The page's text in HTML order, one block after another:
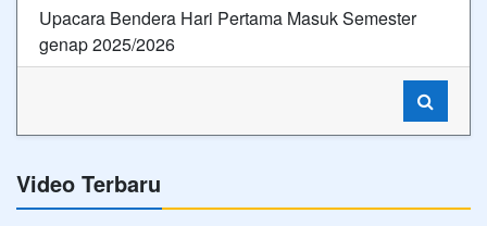
Upacara Bendera Hari Pertama Masuk Semester
genap 2025/2026
Video Terbaru